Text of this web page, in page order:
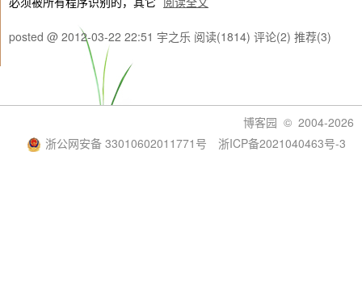
posted @ 2012-03-22 22:51 宇之乐 阅读(1814) 评论(2) 推荐(3)
博客园 © 2004-2026
浙公网安备 33010602011771号
浙ICP备2021040463号-3